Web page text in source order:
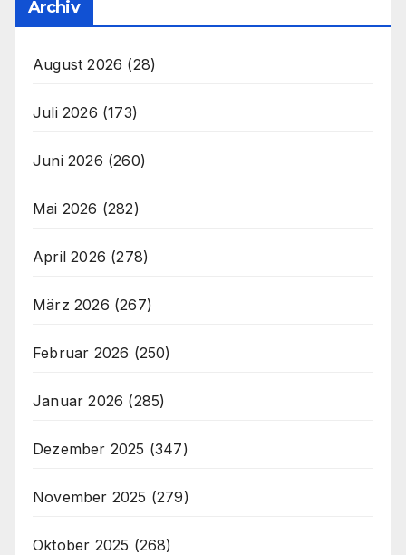
Archiv
August 2026 (28)
Juli 2026 (173)
Juni 2026 (260)
Mai 2026 (282)
April 2026 (278)
März 2026 (267)
Februar 2026 (250)
Januar 2026 (285)
Dezember 2025 (347)
November 2025 (279)
Oktober 2025 (268)